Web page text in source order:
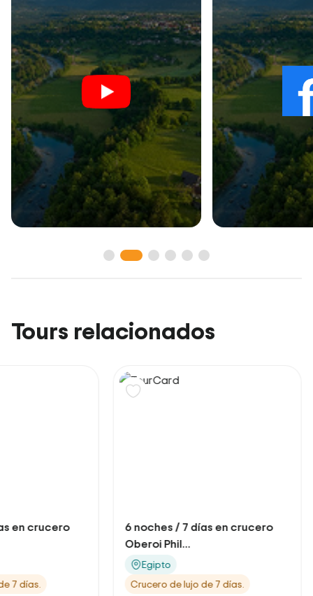
Tours relacionados
/ 7 días en crucero
de lujo de 7 días.
6 noches / 7 días en
Oberoi Phil...
Crucero de lujo de 7 días.